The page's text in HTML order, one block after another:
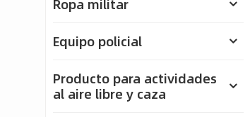
Ropa militar
Equipo policial
Producto para actividades
al aire libre y caza